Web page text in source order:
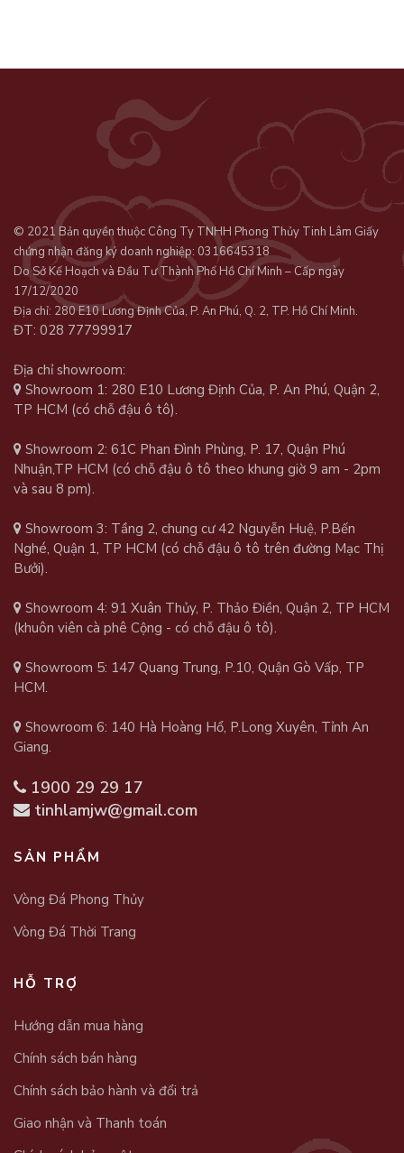
© 2021 Bản quyền thuộc Công Ty TNHH Phong Thủy Tinh Lâm Giấy
chứng nhận đăng ký doanh nghiệp: 0316645318
Do Sở Kế Hoạch và Đầu Tư Thành Phố Hồ Chí Minh – Cấp ngày
17/12/2020
Địa chỉ: 280 E10 Lương Định Của, P. An Phú, Q. 2, TP. Hồ Chí Minh.
ĐT: 028 77799917
Địa chỉ showroom:
Showroom 1: 280 E10 Lương Định Của, P. An Phú, Quận 2,
TP HCM (có chỗ đậu ô tô).
Showroom 2: 61C Phan Đình Phùng, P. 17, Quận Phú
Nhuận,TP HCM (có chỗ đậu ô tô theo khung giờ 9 am - 2pm
và sau 8 pm).
Showroom 3: Tầng 2, chung cư 42 Nguyễn Huệ, P.Bến
Nghé, Quận 1, TP HCM (có chỗ đậu ô tô trên đường Mạc Thị
Bưởi).
Showroom 4: 91 Xuân Thủy, P. Thảo Điền, Quận 2, TP HCM
(khuôn viên cà phê Cộng - có chỗ đậu ô tô).
Showroom 5: 147 Quang Trung, P.10, Quận Gò Vấp, TP
HCM.
Showroom 6: 140 Hà Hoàng Hổ, P.Long Xuyên, Tỉnh An
Giang.
1900 29 29 17
tinhlamjw@gmail.com
SẢN PHẨM
Vòng Đá Phong Thủy
Vòng Đá Thời Trang
HỖ TRỢ
Hướng dẫn mua hàng
Chính sách bán hàng
Chính sách bảo hành và đổi trả
Giao nhận và Thanh toán